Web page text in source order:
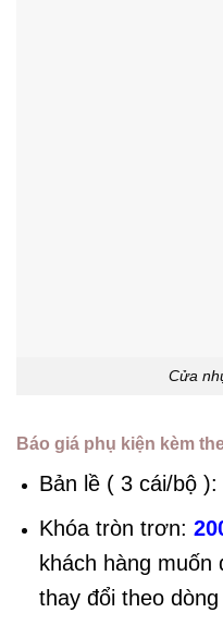
Cửa
Báo giá phụ kiện kèm
Bản lề ( 3 cái/bộ ):
Khóa tròn trơn:
khách hàng
thay đổi theo